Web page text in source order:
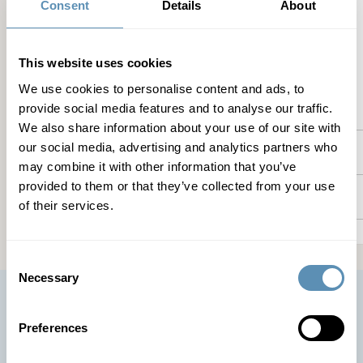
Consent Details About
This website uses cookies
We use cookies to personalise content and ads, to
provide social media features and to analyse our traffic.
We also share information about your use of our site with
our social media, advertising and analytics partners who
may combine it with other information that you’ve
provided to them or that they’ve collected from your use
of their services.
Selection
Necessary
Preferences
Ejendommen
Faciliteter
Kollektive trafik